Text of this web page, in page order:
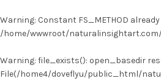
Warning: Constant FS_METHOD
/home/wwwroot/
Warning: file_exists(): open_basedir
File(/home4/doveflyu/public_html/